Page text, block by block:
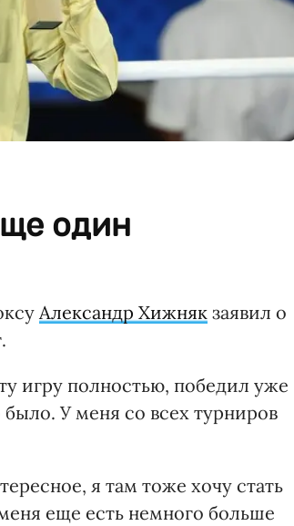
один
Александр Хижняк заявил о
игру полностью, победил уже
У меня со всех турниров
я там тоже хочу стать
еще есть немного больше